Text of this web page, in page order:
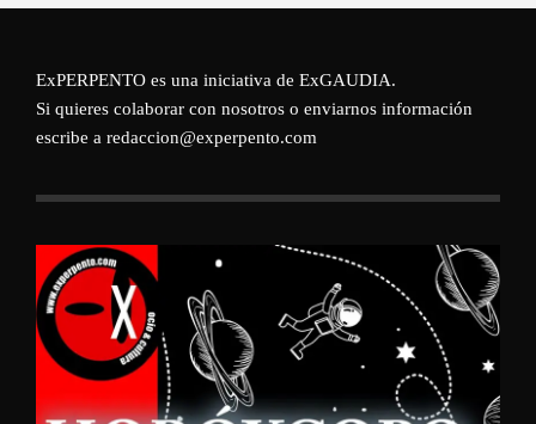
ExPERPENTO es una iniciativa de ExGAUDIA.
Si quieres colaborar con nosotros o enviarnos información
escribe a redaccion@experpento.com